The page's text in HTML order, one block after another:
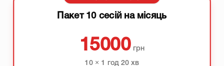
Пакет 10 сесій на місяць
15000 грн
10 × 1 год 20 хв